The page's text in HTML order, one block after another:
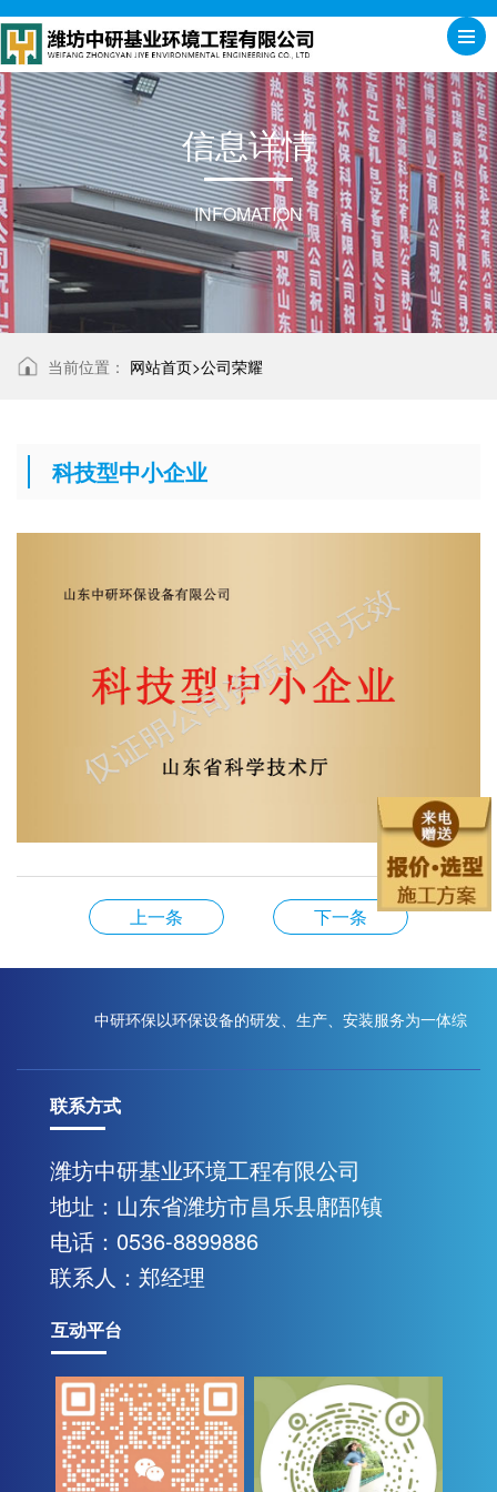
信息详情
INFOMATION
当前位置： 网站首页>公司荣耀
科技型中小企业
上一条 下一条
中研环保以环保设备的研发、生产、安装服务为一体综
合性现代化企业
联系我们
联系方式
潍坊中研基业环境工程有限公司
地址：山东省潍坊市昌乐县鄌郚镇
电话：0536-8899886
联系人：郑经理
互动平台